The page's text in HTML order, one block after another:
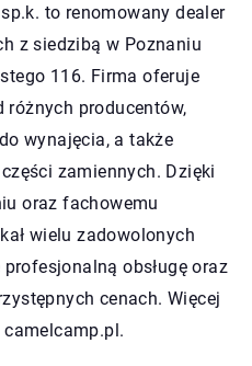
to renomowany dealer
z siedzibą w Poznaniu
116. Firma oferuje
różnych producentów,
wynajęcia, a także
zamiennych. Dzięki
oraz fachowemu
wielu zadowolonych
obsługę oraz
cenach. Więcej